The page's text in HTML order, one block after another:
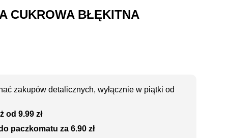
CUKROWA BŁĘKITNA
zakupów detalicznych, wyłącznie w piątki od
od 9.99 zł
paczkomatu za 6.90 zł